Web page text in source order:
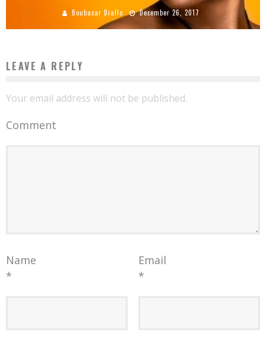
Boubacar Diallo December 26, 2017
LEAVE A REPLY
Your email address will not be published.
Comment
Name
*
Email
*